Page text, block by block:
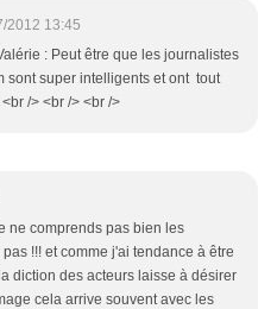
2012 13:45
: Peut être que les journalistes
sont super intelligents et ont tout
/> <br /> <br />
ne comprends pas bien les
!!! et comme j'ai tendance à être
diction des acteurs laisse à désirer
cela arrive souvent avec les